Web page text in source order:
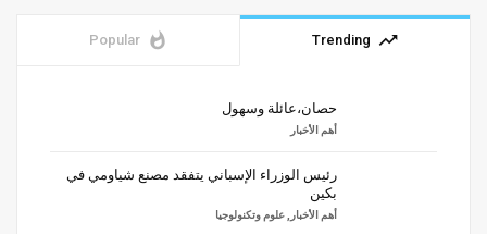
trending_up
Trending
whatshot
Popular
حصان،عائلة وسهول
أهم الأخبار
رئيس الوزراء الإسباني يتفقد مصنع شياومي في
بكين
أهم الأخبار ,علوم وتكنولوجيا